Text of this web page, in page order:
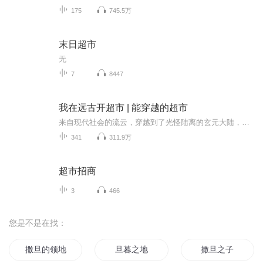
175 745.5万
末日超市
无
7 8447
我在远古开超市 | 能穿越的超市
341 311.9万
超市招商
3 466
您是不是在找：
撒旦的领地 旦暮之地 撒旦之子